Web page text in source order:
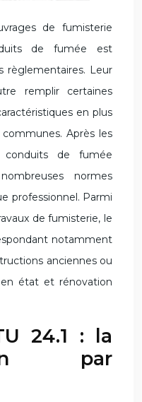
de fumée est
règlementaires. Leur
remplir certaines
en plus
Après les
conduits de fumée
normes
professionnel. Parmi
de fumisterie, le
notamment
anciennes ou
état et rénovation
24.1 : la
par